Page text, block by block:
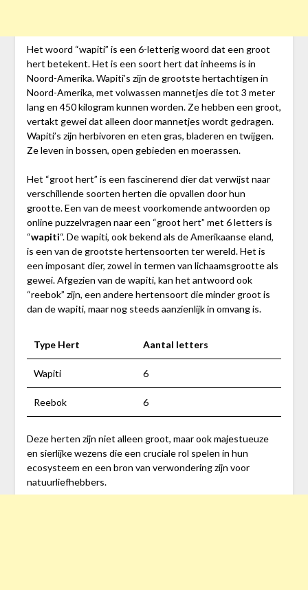
Het woord “wapiti” is een 6-letterig woord dat een groot
hert betekent. Het is een soort hert dat inheems is in
Noord-Amerika. Wapiti’s zijn de grootste hertachtigen in
Noord-Amerika, met volwassen mannetjes die tot 3 meter
lang en 450 kilogram kunnen worden. Ze hebben een groot,
vertakt gewei dat alleen door mannetjes wordt gedragen.
Wapiti’s zijn herbivoren en eten gras, bladeren en twijgen.
Ze leven in bossen, open gebieden en moerassen.
Het “groot hert” is een fascinerend dier dat verwijst naar
verschillende soorten herten die opvallen door hun
grootte. Een van de meest voorkomende antwoorden op
online puzzelvragen naar een “groot hert” met 6 letters is
“wapiti“. De wapiti, ook bekend als de Amerikaanse eland,
is een van de grootste hertensoorten ter wereld. Het is
een imposant dier, zowel in termen van lichaamsgrootte als
gewei. Afgezien van de wapiti, kan het antwoord ook
“reebok” zijn, een andere hertensoort die minder groot is
dan de wapiti, maar nog steeds aanzienlijk in omvang is.
Type Hert Aantal letters
Wapiti 6
Reebok 6
Deze herten zijn niet alleen groot, maar ook majestueuze
en sierlijke wezens die een cruciale rol spelen in hun
ecosysteem en een bron van verwondering zijn voor
natuurliefhebbers.